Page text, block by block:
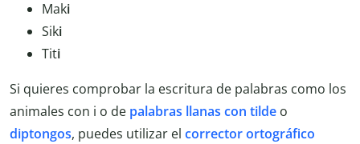
Maki
Siki
Titi
Si quieres comprobar la escritura de palabras como los
animales con i o de palabras llanas con tilde o
diptongos, puedes utilizar el corrector ortográfico